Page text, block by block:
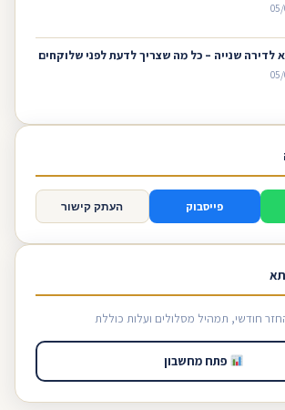
לדירה שנייה – כל מה שצריך לדעת לפני שלוקחים
פייסבוק העתק קישור
חודשי, תמהיל מסלולים ועלות כוללת
פתח מחשבון